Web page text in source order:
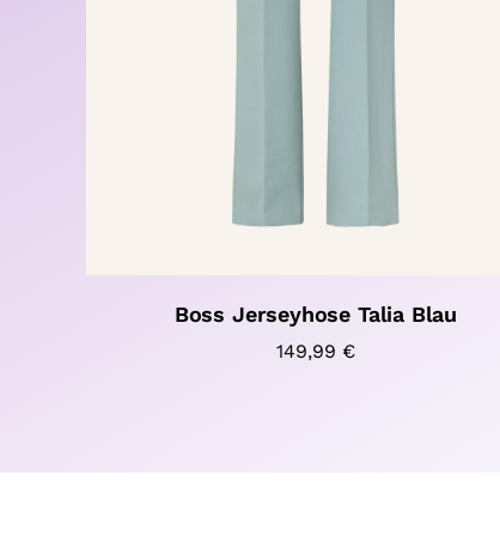
Boss Jerseyhose Talia Blau
149,99 €